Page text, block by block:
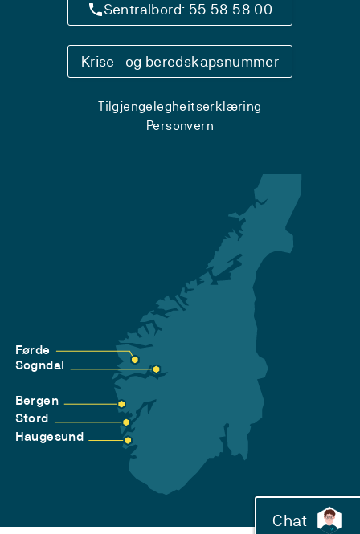
Sentralbord: 55 58 58 00
Krise- og beredskapsnummer
Tilgjengelegheitserklæring
Personvern
Førde
Sogndal
Bergen
Stord
Haugesund
Chat